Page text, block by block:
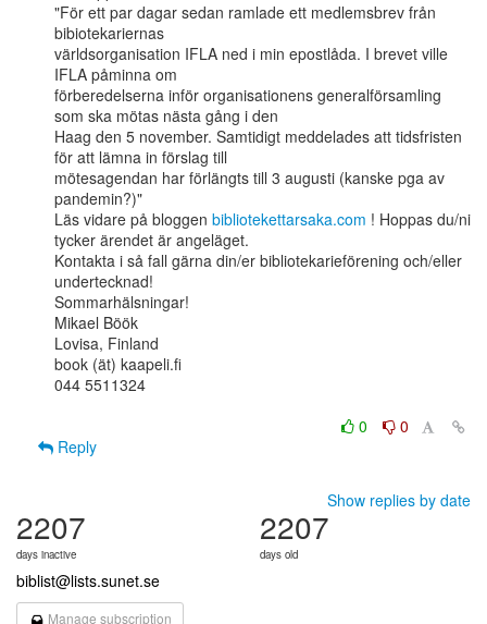
"För ett par dagar sedan ramlade ett medlemsbrev från
bibiotekariernas
världsorganisation IFLA ned i min epostlåda. I brevet ville
IFLA påminna om
förberedelserna inför organisationens generalförsamling
som ska mötas nästa gång i den
Haag den 5 november. Samtidigt meddelades att tidsfristen
för att lämna in förslag till
mötesagendan har förlängts till 3 augusti (kanske pga av
pandemin?)"
Läs vidare på bloggen bibliotekettarsaka.com ! Hoppas du/ni
tycker ärendet är angeläget.
Kontakta i så fall gärna din/er bibliotekarieförening och/eller
undertecknad!
Sommarhälsningar!
Mikael Böök
Lovisa, Finland
book (ät) kaapeli.fi
044 5511324
0
0
Reply
Show replies by date
2207
days inactive
2207
days old
biblist@lists.sunet.se
Manage subscription